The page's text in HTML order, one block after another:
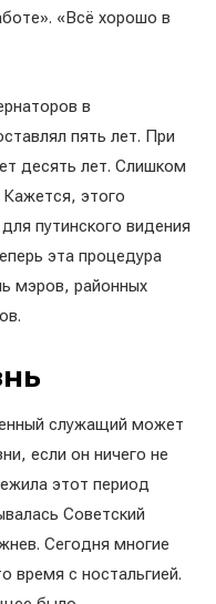
«Всё хорошо в
в
пять лет. При
десять лет. Слишком
этого
путинского видения
эта процедура
мэров, районных
служащий может
если он ничего не
этот период
Советский
Сегодня многие
время с ностальгией.